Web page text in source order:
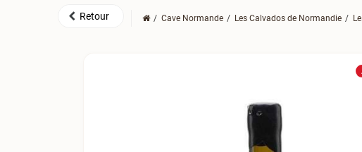
Cave Normande Les Calvados de Normandie